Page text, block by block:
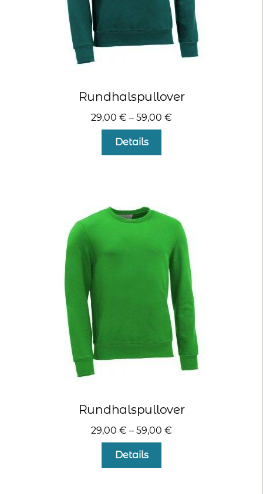
Rundhalspullover
29,00 € – 59,00 €
Details
Die
Optionen
können
auf
der
Produktseite
gewählt
werden
Rundhalspullover
29,00 € – 59,00 €
Details